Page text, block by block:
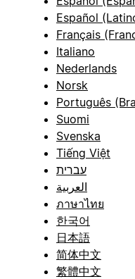
Español
Français
Italiano
Nederlands
Norsk
Português
Suomi
Svenska
Tiếng Việt
עברית
العربية
ภาษาไทย
한국어
日本語
简体中文
繁體中文